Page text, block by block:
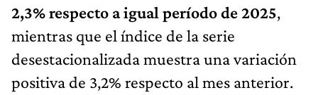
2,3% respecto a igual período de 2025,
mientras que el índice de la serie
desestacionalizada muestra una variación
positiva de 3,2% respecto al mes anterior.